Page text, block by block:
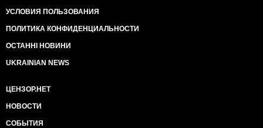
УСЛОВИЯ ПОЛЬЗОВАНИЯ
ПОЛИТИКА КОНФИДЕНЦИАЛЬНОСТИ
ОСТАННІ НОВИНИ
UKRAINIAN NEWS
ЦЕНЗОР.НЕТ
НОВОСТИ
СОБЫТИЯ